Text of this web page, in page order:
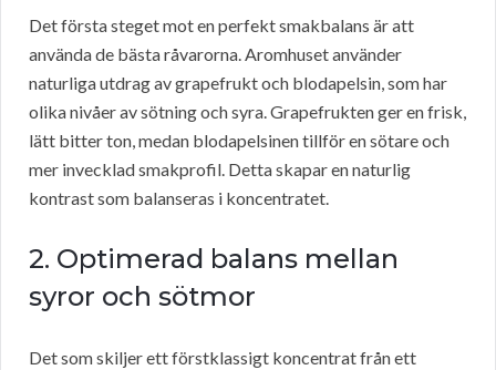
Det första steget mot en perfekt smakbalans är att
använda de bästa råvarorna. Aromhuset använder
naturliga utdrag av grapefrukt och blodapelsin, som har
olika nivåer av sötning och syra. Grapefrukten ger en frisk,
lätt bitter ton, medan blodapelsinen tillför en sötare och
mer invecklad smakprofil. Detta skapar en naturlig
kontrast som balanseras i koncentratet.
2. Optimerad balans mellan
syror och sötmor
Det som skiljer ett förstklassigt koncentrat från ett